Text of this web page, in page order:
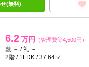
(無料)
6.2 万円 （管理費等4,500円）
敷 － / 礼 －
2階 / 1LDK / 37.64㎡